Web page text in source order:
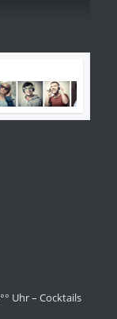
Uhr – Cocktails